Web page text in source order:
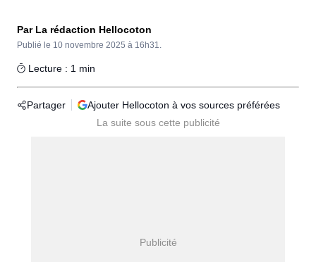
Par La rédaction Hellocoton
Publié le 10 novembre 2025 à 16h31.
Lecture : 1 min
Partager Ajouter Hellocoton à vos sources préférées